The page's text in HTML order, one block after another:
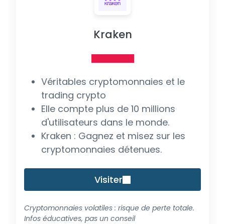
Kraken
Véritables cryptomonnaies et le
trading crypto
Elle compte plus de 10 millions
d'utilisateurs dans le monde.
Kraken : Gagnez et misez sur les
cryptomonnaies détenues.
Visiter
Cryptomonnaies volatiles : risque de perte totale.
Infos éducatives, pas un conseil